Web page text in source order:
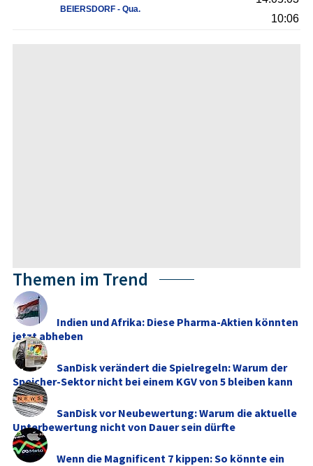
BEIERSDORF - Qua.
10:06
Themen im Trend
Indien und Afrika: Diese Pharma-Aktien könnten
jetzt abheben
SanDisk verändert die Spielregeln: Warum der
Speicher-Sektor nicht bei einem KGV von 5 bleiben kann
SanDisk vor Neubewertung: Warum die aktuelle
Unterbewertung nicht von Dauer sein dürfte
Wenn die Magnificent 7 kippen: So könnte ein